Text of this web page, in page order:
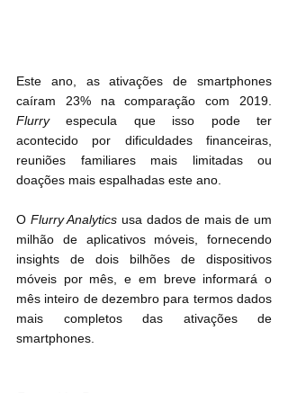
Este ano, as ativações de smartphones
Flurry especula que isso pode ter
acontecido por dificuldades financeiras,
reuniões familiares mais limitadas ou
doações mais espalhadas este ano.
O Flurry Analytics usa dados de mais de um
milhão de aplicativos móveis, fornecendo
insights de dois bilhões de dispositivos
móveis por mês, e em breve informará o
mês inteiro de dezembro para termos dados
mais completos das ativações de
smartphones.